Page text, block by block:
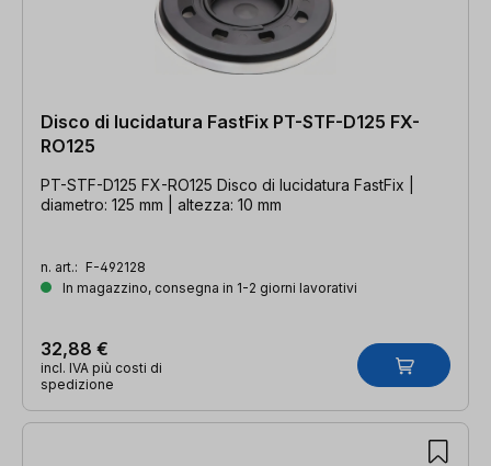
Disco di lucidatura FastFix PT-STF-D125 FX-
RO125
PT-STF-D125 FX-RO125 Disco di lucidatura FastFix |
diametro: 125 mm | altezza: 10 mm
n. art.: F-492128
In magazzino, consegna in 1-2 giorni lavorativi
32,88 €
incl. IVA più costi di
spedizione